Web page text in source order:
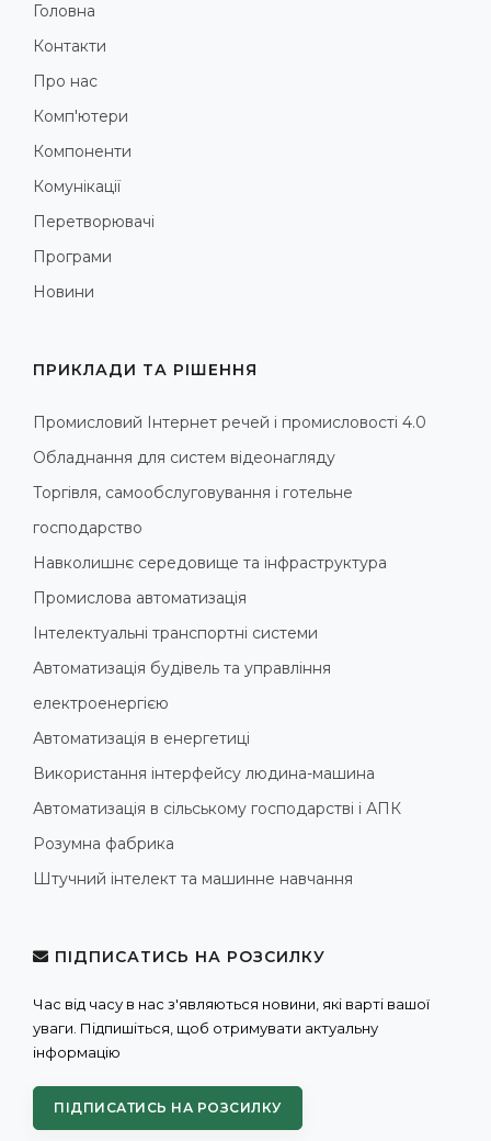
Головна
Контакти
Про нас
Комп'ютери
Компоненти
Комунікації
Перетворювачі
Програми
Новини
ПРИКЛАДИ ТА РІШЕННЯ
Промисловий Інтернет речей і промисловості 4.0
Обладнання для систем відеонагляду
Торгівля, самообслуговування і готельне
господарство
Навколишнє середовище та інфраструктура
Промислова автоматизація
Інтелектуальні транспортні системи
Автоматизація будівель та управління
електроенергією
Автоматизація в енергетиці
Використання інтерфейсу людина-машина
Автоматизація в сільському господарстві і АПК
Розумна фабрика
Штучний інтелект та машинне навчання
ПІДПИСАТИСЬ НА РОЗСИЛКУ
Час від часу в нас з'являються новини, які варті вашої
уваги. Підпишіться, щоб отримувати актуальну
інформацію
ПІДПИСАТИСЬ НА РОЗСИЛКУ